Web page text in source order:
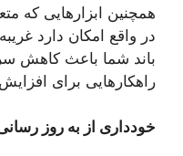
همچنین ابزارهایی که
در واقع امکان دارد
باند شما باعث کاهش
راهکارهایی برای
خودداری از به روز